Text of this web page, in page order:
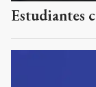
Estudiantes